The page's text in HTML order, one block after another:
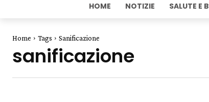
HOME NOTIZIE SALUTE E
Home Tags Sanificazione
sanificazione